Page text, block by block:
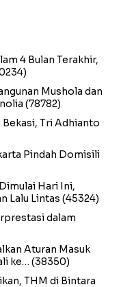
4 Bulan Terakhir,
Mushola dan
(78782)
Bekasi, Tri Adhianto
Pindah Domisili
Hari Ini,
Lalu Lintas (45324)
dalam
Aturan Masuk
ke… (38350)
THM di Bintara